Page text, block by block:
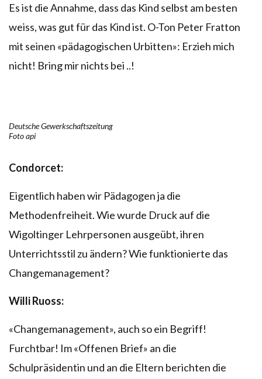
Es ist die Annahme, dass das Kind selbst am besten
weiss, was gut für das Kind ist. O-Ton Peter Fratton
mit seinen «pädagogischen Urbitten»: Erzieh mich
nicht! Bring mir nichts bei ..!
Deutsche Gewerkschaftszeitung
Foto api
Condorcet:
Eigentlich haben wir Pädagogen ja die
Methodenfreiheit. Wie wurde Druck auf die
Wigoltinger Lehrpersonen ausgeübt, ihren
Unterrichtsstil zu ändern? Wie funktionierte das
Changemanagement?
Willi Ruoss:
«Changemanagement», auch so ein Begriff!
Furchtbar! Im «Offenen Brief» an die
Schulpräsidentin und an die Eltern berichten die